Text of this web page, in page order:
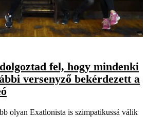
fel, hogy mindenki
versenyző bekérdezett a
olyan Exatlonista is szimpatikussá válik